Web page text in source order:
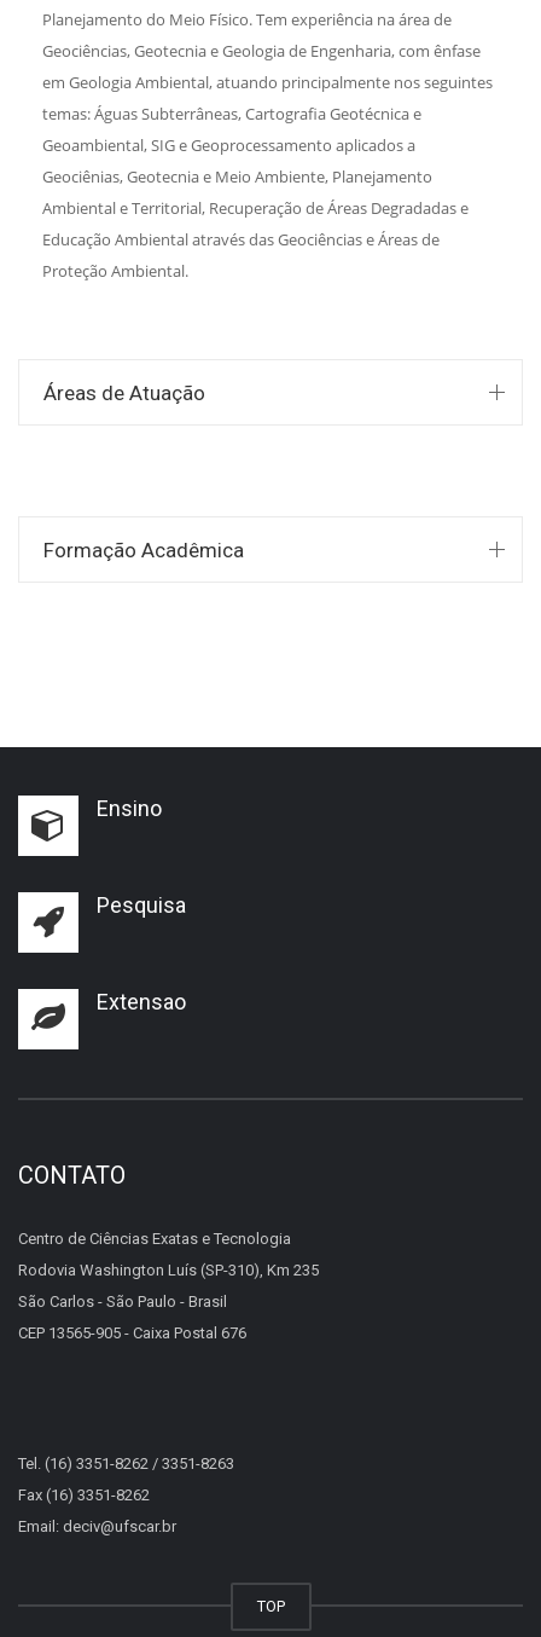
Planejamento do Meio Físico. Tem experiência na área de
Geociências, Geotecnia e Geologia de Engenharia, com ênfase
em Geologia Ambiental, atuando principalmente nos seguintes
temas: Águas Subterrâneas, Cartografia Geotécnica e
Geoambiental, SIG e Geoprocessamento aplicados a
Geociênias, Geotecnia e Meio Ambiente, Planejamento
Ambiental e Territorial, Recuperação de Áreas Degradadas e
Educação Ambiental através das Geociências e Áreas de
Proteção Ambiental.
Áreas de Atuação
Formação Acadêmica
Ensino
Pesquisa
Extensao
CONTATO
Centro de Ciências Exatas e Tecnologia
Rodovia Washington Luís (SP-310), Km 235
São Carlos - São Paulo - Brasil
CEP 13565-905 - Caixa Postal 676
Tel. (16) 3351-8262 / 3351-8263
Fax (16) 3351-8262
Email: deciv@ufscar.br
TOP